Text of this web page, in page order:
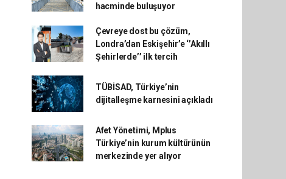
hacminde buluşuyor
Çevreye dost bu çözüm,
Londra’dan Eskişehir’e ‘’Akıllı
Şehirlerde’’ ilk tercih
TÜBİSAD, Türkiye’nin
dijitalleşme karnesini açıkladı
Afet Yönetimi, Mplus
Türkiye’nin kurum kültürünün
merkezinde yer alıyor